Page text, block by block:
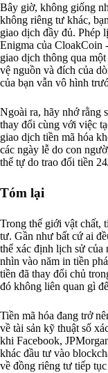
Bây giờ, không giống
không riêng tư khác,
giao dịch đầy đủ. Phép
Enigma của CloakCoin
giao dịch thông qua
vệ nguồn và đích của
của bạn vẫn vô hình
Ngoài ra, hãy nhớ rằng
thay đổi cùng với việc
giao dịch tiền mã hóa
các ngày lễ do con
thể tự do trao đổi tiền
Tóm lại
Trong thế giới vật chất,
tư. Gần như bất cứ ai
thể xác định lịch sử của
nhìn vào năm in tiền
tiền đã thay đổi chủ
đó không liên quan gì
Tiền mã hóa đang trở
về tài sản kỹ thuật số
khi Facebook,
khác đầu tư vào
về đồng riêng tư tiếp tục